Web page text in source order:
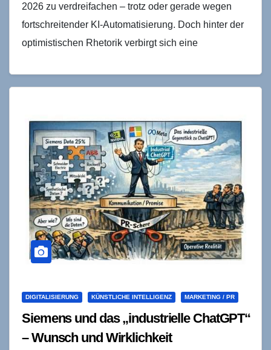
2026 zu verdreifachen – trotz oder gerade wegen
fortschreitender KI-Automatisierung. Doch hinter der
optimistischen Rhetorik verbirgt sich eine
DIGITALISIERUNG KÜNSTLICHE INTELLIGENZ MARKETING / PR
Siemens und das „industrielle ChatGPT“
– Wunsch und Wirklichkeit